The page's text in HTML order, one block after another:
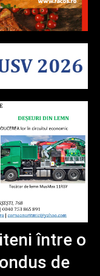
între o
de